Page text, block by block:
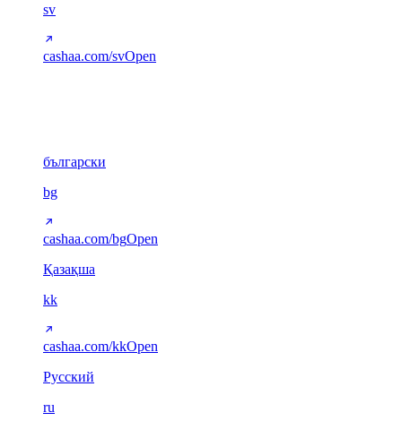
sv
cashaa.com/svOpen
български
bg
cashaa.com/bgOpen
Қазақша
kk
cashaa.com/kkOpen
Русский
ru